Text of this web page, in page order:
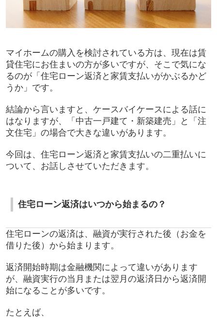
マイホームの購入を検討されている方は、現在は賃
貸住宅にお住まいの方が多いですが、そこで気にな
るのが「住宅ローン返済と家賃支払いがかぶるかど
うか」です。
結論から言いますと、ケースバイケースによる話に
はなりますが、「中古一戸建て・新築建売」と「注
文住宅」の場合で大きな違いがあります。
今回は、住宅ローン返済と家賃支払いの二重払いに
ついて、お話しさせていただきます。
住宅ローン返済はいつから始まるの？
住宅ローンの返済は、融資が実行された後（お金を
借りた後）から始まります。
返済開始時期は金融機関によって違いがあります
が、融資実行の当月または翌月の返済日から返済開
始になることが多いです。
たとえば、